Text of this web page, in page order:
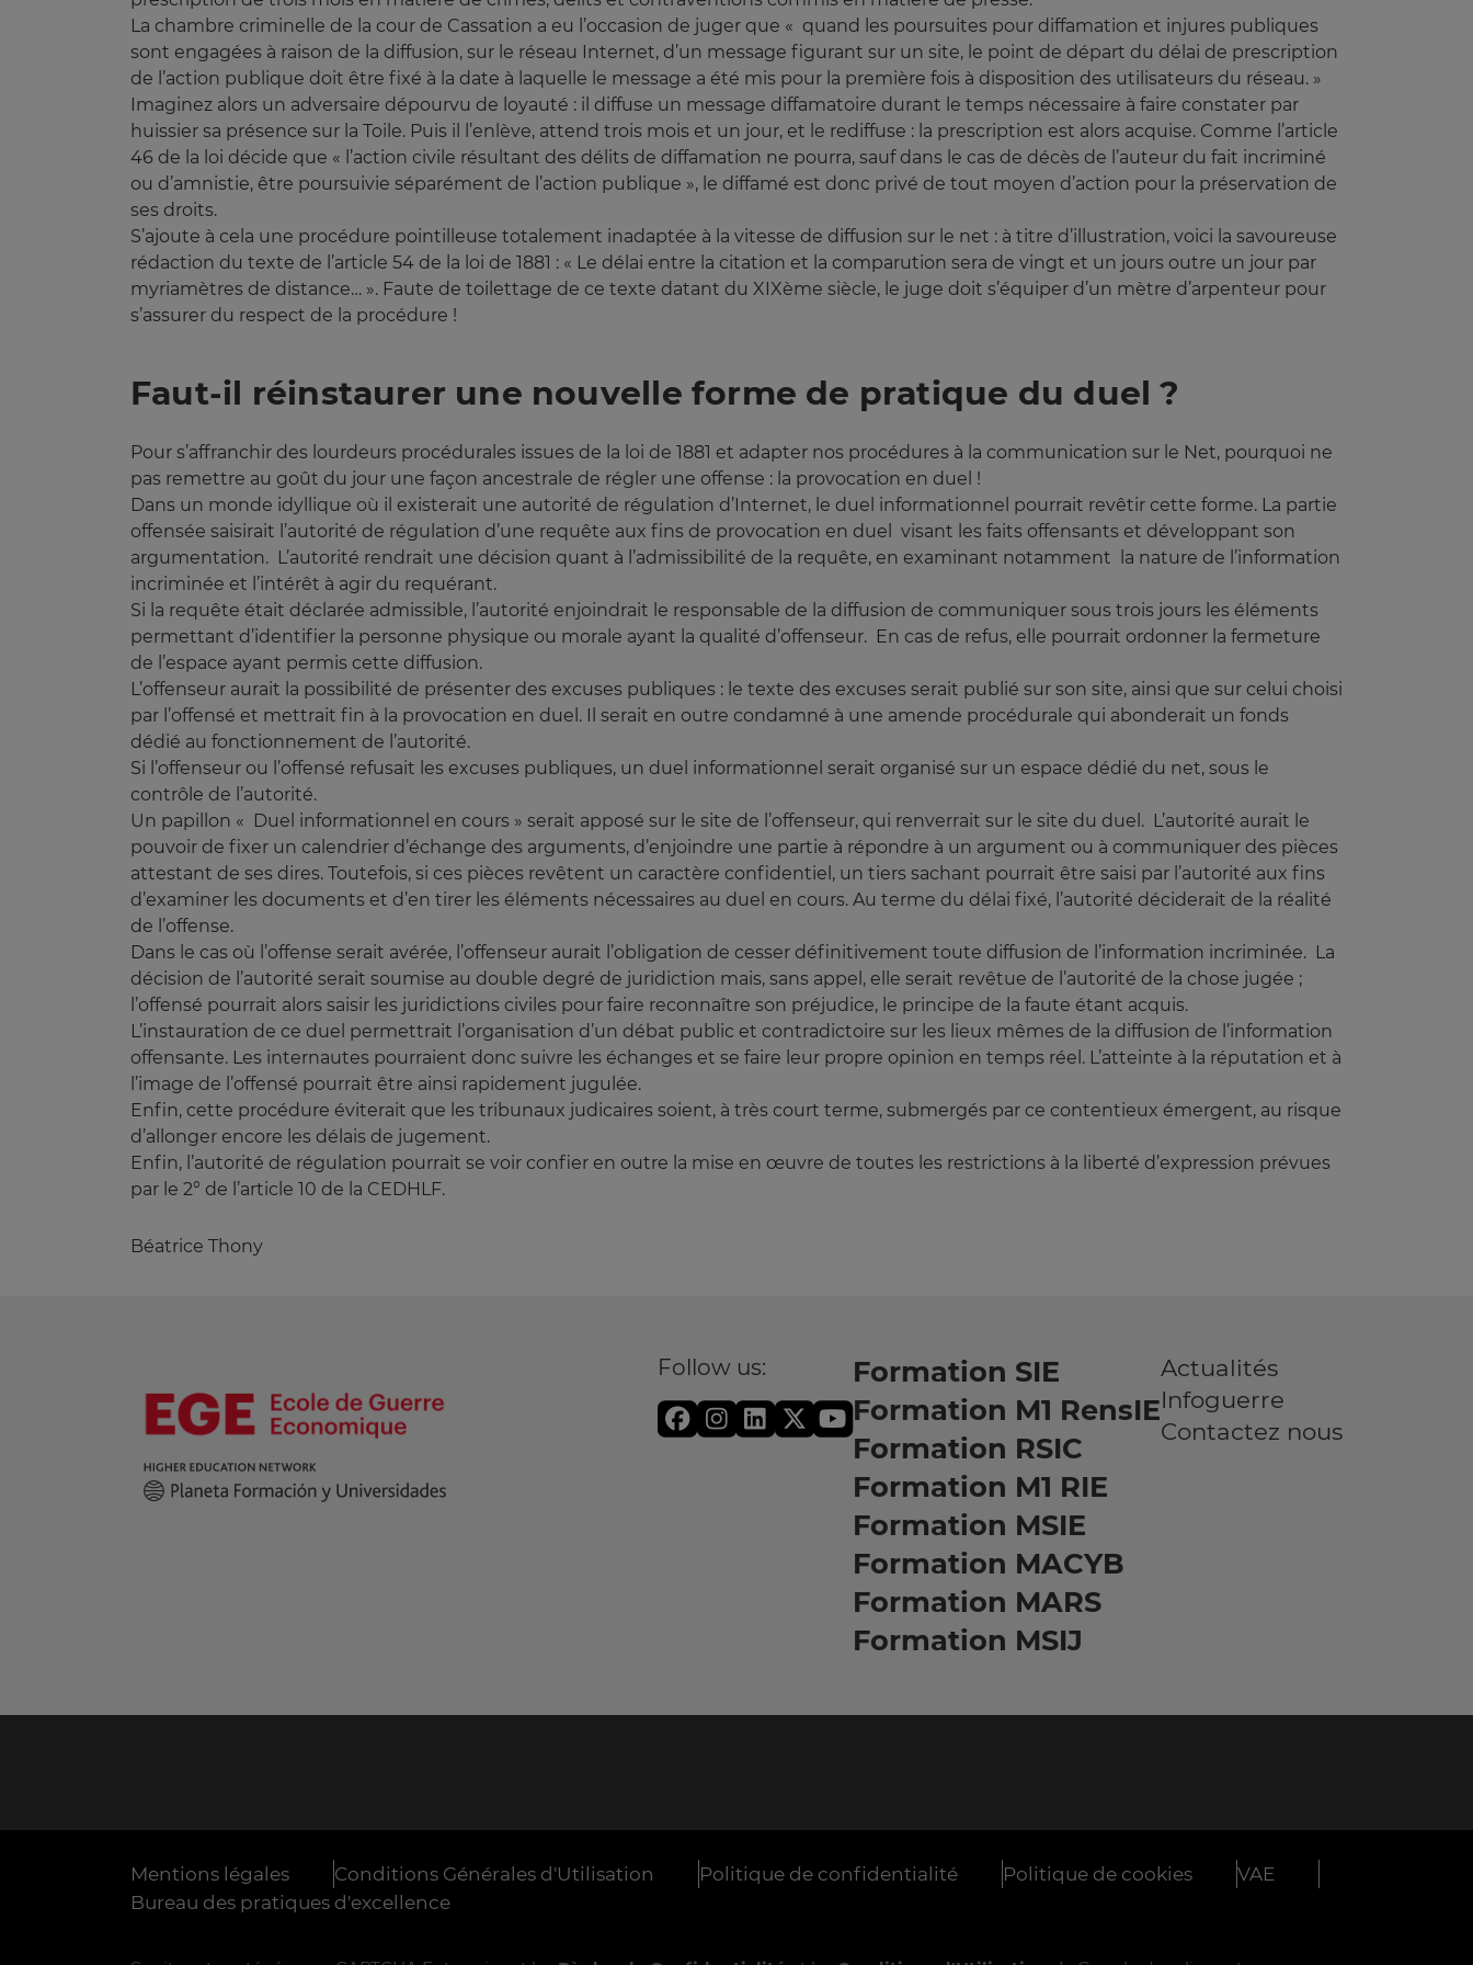
La chambre criminelle de la cour de Cassation a eu l’occasion de juger que « quand les poursuites pour diffamation et injures publiques
sont engagées à raison de la diffusion, sur le réseau Internet, d’un message figurant sur un site, le point de départ du délai de prescription
de l’action publique doit être fixé à la date à laquelle le message a été mis pour la première fois à disposition des utilisateurs du réseau. »
Imaginez alors un adversaire dépourvu de loyauté : il diffuse un message diffamatoire durant le temps nécessaire à faire constater par
huissier sa présence sur la Toile. Puis il l’enlève, attend trois mois et un jour, et le rediffuse : la prescription est alors acquise. Comme l’article
46 de la loi décide que « l’action civile résultant des délits de diffamation ne pourra, sauf dans le cas de décès de l’auteur du fait incriminé
ou d’amnistie, être poursuivie séparément de l’action publique », le diffamé est donc privé de tout moyen d’action pour la préservation de
ses droits.
S’ajoute à cela une procédure pointilleuse totalement inadaptée à la vitesse de diffusion sur le net : à titre d’illustration, voici la savoureuse
rédaction du texte de l’article 54 de la loi de 1881 : « Le délai entre la citation et la comparution sera de vingt et un jours outre un jour par
myriamètres de distance… ». Faute de toilettage de ce texte datant du XIXème siècle, le juge doit s’équiper d’un mètre d’arpenteur pour
s’assurer du respect de la procédure !
Faut-il réinstaurer une nouvelle forme de pratique du duel ?
Pour s’affranchir des lourdeurs procédurales issues de la loi de 1881 et adapter nos procédures à la communication sur le Net, pourquoi ne
pas remettre au goût du jour une façon ancestrale de régler une offense : la provocation en duel !
Dans un monde idyllique où il existerait une autorité de régulation d’Internet, le duel informationnel pourrait revêtir cette forme. La partie
offensée saisirait l’autorité de régulation d’une requête aux fins de provocation en duel visant les faits offensants et développant son
argumentation. L’autorité rendrait une décision quant à l’admissibilité de la requête, en examinant notamment la nature de l’information
incriminée et l’intérêt à agir du requérant.
Si la requête était déclarée admissible, l’autorité enjoindrait le responsable de la diffusion de communiquer sous trois jours les éléments
permettant d’identifier la personne physique ou morale ayant la qualité d’offenseur. En cas de refus, elle pourrait ordonner la fermeture
de l’espace ayant permis cette diffusion.
L’offenseur aurait la possibilité de présenter des excuses publiques : le texte des excuses serait publié sur son site, ainsi que sur celui choisi
par l’offensé et mettrait fin à la provocation en duel. Il serait en outre condamné à une amende procédurale qui abonderait un fonds
dédié au fonctionnement de l’autorité.
Si l’offenseur ou l’offensé refusait les excuses publiques, un duel informationnel serait organisé sur un espace dédié du net, sous le
contrôle de l’autorité.
Un papillon « Duel informationnel en cours » serait apposé sur le site de l’offenseur, qui renverrait sur le site du duel. L’autorité aurait le
pouvoir de fixer un calendrier d’échange des arguments, d’enjoindre une partie à répondre à un argument ou à communiquer des pièces
attestant de ses dires. Toutefois, si ces pièces revêtent un caractère confidentiel, un tiers sachant pourrait être saisi par l’autorité aux fins
d’examiner les documents et d’en tirer les éléments nécessaires au duel en cours. Au terme du délai fixé, l’autorité déciderait de la réalité
de l’offense.
Dans le cas où l’offense serait avérée, l’offenseur aurait l’obligation de cesser définitivement toute diffusion de l’information incriminée. La
décision de l’autorité serait soumise au double degré de juridiction mais, sans appel, elle serait revêtue de l’autorité de la chose jugée ;
l’offensé pourrait alors saisir les juridictions civiles pour faire reconnaître son préjudice, le principe de la faute étant acquis.
L’instauration de ce duel permettrait l’organisation d’un débat public et contradictoire sur les lieux mêmes de la diffusion de l’information
offensante. Les internautes pourraient donc suivre les échanges et se faire leur propre opinion en temps réel. L’atteinte à la réputation et à
l’image de l’offensé pourrait être ainsi rapidement jugulée.
Enfin, cette procédure éviterait que les tribunaux judicaires soient, à très court terme, submergés par ce contentieux émergent, au risque
d’allonger encore les délais de jugement.
Enfin, l’autorité de régulation pourrait se voir confier en outre la mise en œuvre de toutes les restrictions à la liberté d’expression prévues
par le 2° de l’article 10 de la CEDHLF.
Béatrice Thony
Follow us:
Formation SIE
Formation M1 RensIE
Formation RSIC
Formation M1 RIE
Formation MSIE
Formation MACYB
Formation MARS
Formation MSIJ
Actualités
Infoguerre
Contactez nous
Mentions légales Conditions Générales d'Utilisation Politique de confidentialité Politique de cookies
VAE
Bureau des pratiques d'excellence